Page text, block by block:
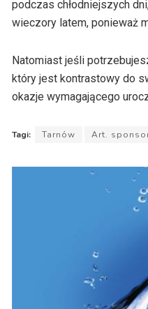
podczas chłodniejszych
wieczory latem, ponieważ
Natomiast jeśli
który jest kontrastowy do
okazje wymagającego
Tagi: Tarnów Art.